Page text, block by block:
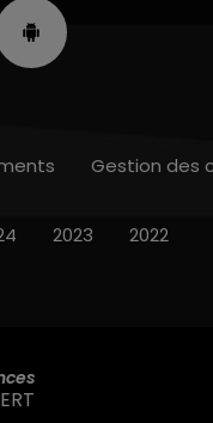
Gestion des
2023 2022